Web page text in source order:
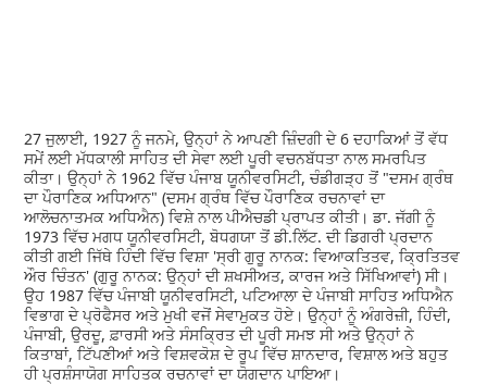
27 ਜੁਲਾਈ, 1927 ਨੂੰ ਜਨਮੇ, ਉਨ੍ਹਾਂ ਨੇ ਆਪਣੀ ਜ਼ਿੰਦਗੀ ਦੇ 6 ਦਹਾਕਿਆਂ ਤੋਂ ਵੱਧ
ਸਮੇਂ ਲਈ ਮੱਧਕਾਲੀ ਸਾਹਿਤ ਦੀ ਸੇਵਾ ਲਈ ਪੂਰੀ ਵਚਨਬੱਧਤਾ ਨਾਲ ਸਮਰਪਿਤ
ਕੀਤਾ। ਉਨ੍ਹਾਂ ਨੇ 1962 ਵਿੱਚ ਪੰਜਾਬ ਯੂਨੀਵਰਸਿਟੀ, ਚੰਡੀਗੜ੍ਹ ਤੋਂ "ਦਸਮ ਗ੍ਰੰਥ
ਦਾ ਪੌਰਾਣਿਕ ਅਧਿਆਨ" (ਦਸਮ ਗ੍ਰੰਥ ਵਿੱਚ ਪੌਰਾਣਿਕ ਰਚਨਾਵਾਂ ਦਾ
ਆਲੋਚਨਾਤਮਕ ਅਧਿਐਨ) ਵਿਸ਼ੇ ਨਾਲ ਪੀਐਚਡੀ ਪ੍ਰਾਪਤ ਕੀਤੀ। ਡਾ. ਜੱਗੀ ਨੂੰ
1973 ਵਿੱਚ ਮਗਧ ਯੂਨੀਵਰਸਿਟੀ, ਬੋਧਗਯਾ ਤੋਂ ਡੀ.ਲਿੱਟ. ਦੀ ਡਿਗਰੀ ਪ੍ਰਦਾਨ
ਕੀਤੀ ਗਈ ਜਿੱਥੇ ਹਿੰਦੀ ਵਿੱਚ ਵਿਸ਼ਾ 'ਸ੍ਰੀ ਗੁਰੂ ਨਾਨਕ: ਵਿਆਕਤਿਤਵ, ਕ੍ਰਿਤਿਤਵ
ਔਰ ਚਿੰਤਨ' (ਗੁਰੂ ਨਾਨਕ: ਉਨ੍ਹਾਂ ਦੀ ਸ਼ਖਸੀਅਤ, ਕਾਰਜ ਅਤੇ ਸਿੱਖਿਆਵਾਂ) ਸੀ।
ਉਹ 1987 ਵਿੱਚ ਪੰਜਾਬੀ ਯੂਨੀਵਰਸਿਟੀ, ਪਟਿਆਲਾ ਦੇ ਪੰਜਾਬੀ ਸਾਹਿਤ ਅਧਿਐਨ
ਵਿਭਾਗ ਦੇ ਪ੍ਰੋਫੈਸਰ ਅਤੇ ਮੁਖੀ ਵਜੋਂ ਸੇਵਾਮੁਕਤ ਹੋਏ। ਉਨ੍ਹਾਂ ਨੂੰ ਅੰਗਰੇਜ਼ੀ, ਹਿੰਦੀ,
ਪੰਜਾਬੀ, ਉਰਦੂ, ਫ਼ਾਰਸੀ ਅਤੇ ਸੰਸਕ੍ਰਿਤ ਦੀ ਪੂਰੀ ਸਮਝ ਸੀ ਅਤੇ ਉਨ੍ਹਾਂ ਨੇ
ਕਿਤਾਬਾਂ, ਟਿੱਪਣੀਆਂ ਅਤੇ ਵਿਸ਼ਵਕੋਸ਼ ਦੇ ਰੂਪ ਵਿੱਚ ਸ਼ਾਨਦਾਰ, ਵਿਸ਼ਾਲ ਅਤੇ ਬਹੁਤ
ਹੀ ਪ੍ਰਸ਼ੰਸਾਯੋਗ ਸਾਹਿਤਕ ਰਚਨਾਵਾਂ ਦਾ ਯੋਗਦਾਨ ਪਾਇਆ।